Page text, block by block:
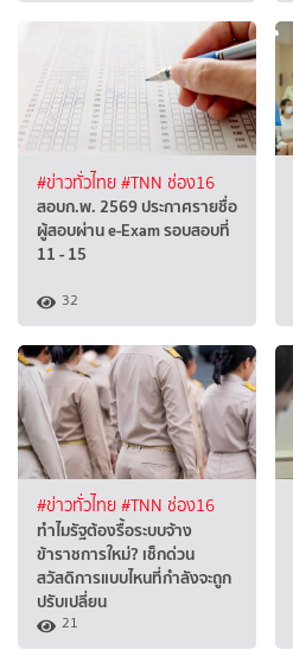
#ข่าวทั่วไทย#TNN ช่อง16
สอบก.พ. 2569 ประกาศรายชื่อ
ผู้สอบผ่าน e-Exam รอบสอบที่
11 - 15
32
#ข่าวทั่วไทย#TNN ช่อง16
ทำไมรัฐต้องรื้อระบบจ้าง
ข้าราชการใหม่? เช็กด่วน
สวัสดิการแบบไหนที่กำลังจะถูก
ปรับเปลี่ยน
21